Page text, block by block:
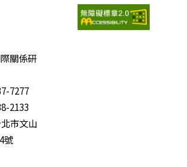
關係研
7277
2133
市文山
號